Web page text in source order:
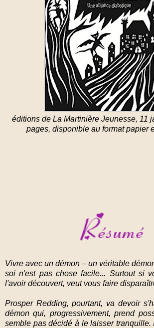
éditions de La Martinière Jeunesse, 11
pages, disponible au format papier
Vivre avec un démon – un véritable
soi n'est pas chose facile... Surtout si
l'avoir découvert, veut vous faire
Prosper Redding, pourtant, va devoir
démon qui, progressivement, prend
semble pas décidé à le laisser tranquille.